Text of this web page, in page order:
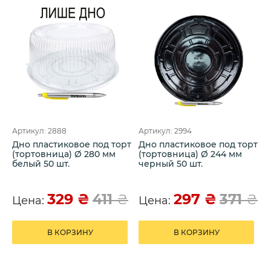
Артикул: 2888
Дно пластиковое под торт
(тортовница) Ø 280 мм
белый 50 шт.
Цена: 329 ₴ 411₴
В КОРЗИНУ
Артикул: 2994
Дно пластиковое под торт
(тортовница) Ø 244 мм
черный 50 шт.
Цена: 297 ₴ 371₴
В КОРЗИНУ